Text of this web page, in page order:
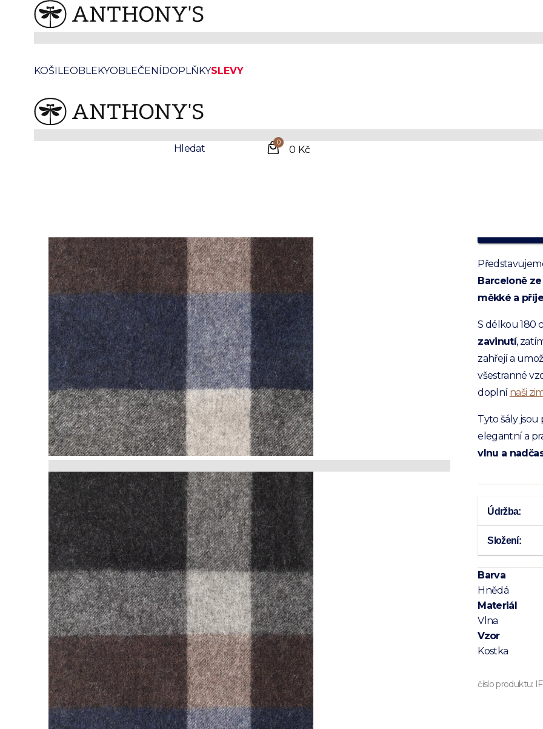
KOŠILEOBLEKYOBLEČENÍDOPLŇKYSLEVY
Hledat
0
0 Kč
Barceloně
měkké a
S délkou 180
zavinutí,
zahřejí a
všestranné
doplní naši
Tyto šály
elegantní a
vlnu a
Údržba:
Složení:
Barva
Hnědá
Materiál
Vlna
Vzor
Kostka
číslo produktu: